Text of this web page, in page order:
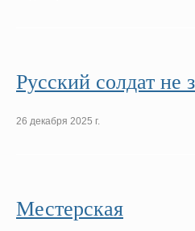
Русский солдат не
26 декабря 2025 г.
Местерская